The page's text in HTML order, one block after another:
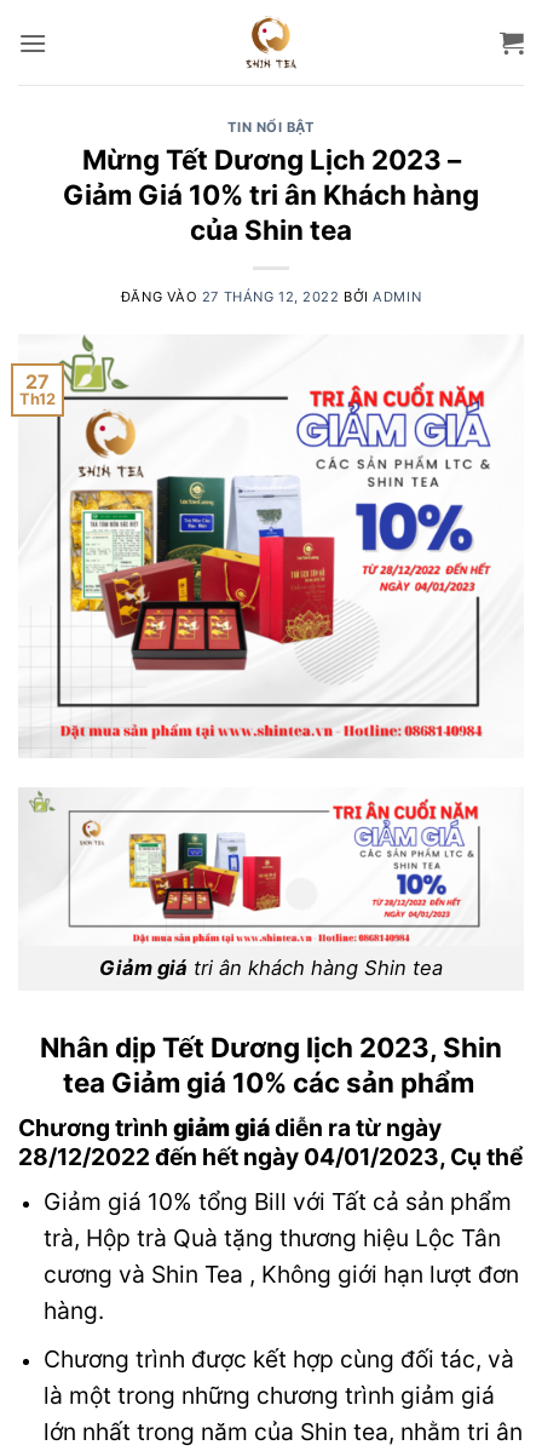
qua
TIN NỔI BẬT
Mừng Tết Dương Lịch 2023 –
Giảm Giá 10% tri ân Khách hàng
của Shin tea
ĐĂNG VÀO 27 THÁNG 12, 2022 BỞIADMIN
27
Th12
Giảm giá tri ân khách hàng Shin tea
Nhân dịp Tết Dương lịch 2023, Shin
tea Giảm giá 10% các sản phẩm
Chương trình giảm giádiễn ra từ ngày
28/12/2022 đến hết ngày 04/01/2023, Cụ thể
Giảm giá 10% tổng Bill với Tất cả sản phẩm
trà, Hộp trà Quà tặng thương hiệu Lộc Tân
cương và Shin Tea , Không giới hạn lượt đơn
hàng.
Chương trình được kết hợp cùng đối tác, và
là một trong những chương trình giảm giá
lớn nhất trong năm của Shin tea, nhằm tri ân